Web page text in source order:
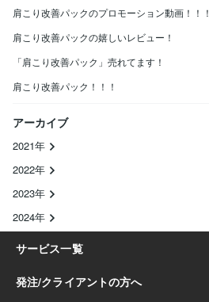
肩こり改善パックのプロモーション動画！！！
肩こり改善パックの嬉しいレビュー！
「肩こり改善パック」売れてます！
肩こり改善パック！！！
アーカイブ
2021年
2022年
2023年
2024年